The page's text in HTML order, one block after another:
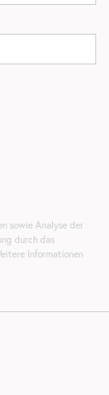
sowie Analyse der
durch das
Informationen